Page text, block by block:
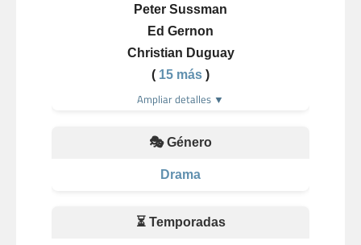
Peter Sussman
Ed Gernon
Christian Duguay
( 15 más )
Ampliar detalles ▼
🎭 Género
Drama
⏳ Temporadas